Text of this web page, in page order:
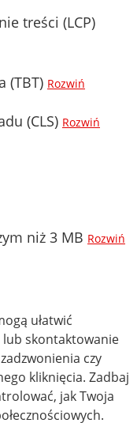
treści (LCP)
(TBT) Rozwiń
(CLS) Rozwiń
niż 3 MB Rozwiń
ułatwić
skontaktowanie
czy
kliknięcia. Zadbaj
jak Twoja